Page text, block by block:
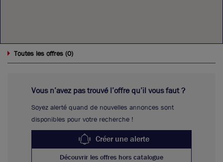
Toutes les offres (0)
Vous n’avez pas trouvé l’offre qu’il vous faut ?
Soyez alerté quand de nouvelles annonces sont
disponibles pour votre recherche !
Créer une alerte
Découvrir les offres hors catalogue